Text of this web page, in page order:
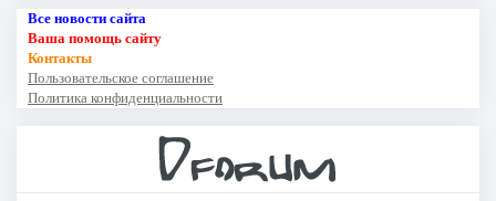
Все новости сайта
Ваша помощь сайту
Контакты
Пользовательское соглашение
Политика конфиденциальности